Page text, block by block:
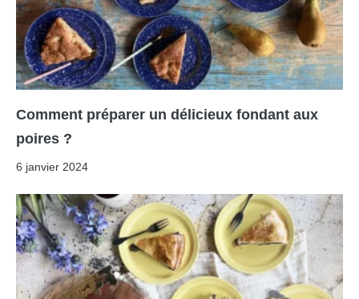
Comment préparer un délicieux fondant aux
poires ?
6 janvier 2024